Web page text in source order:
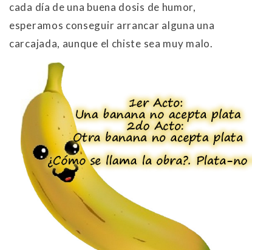
cada día de una buena dosis de humor,
esperamos conseguir arrancar alguna una
carcajada, aunque el chiste sea muy malo.